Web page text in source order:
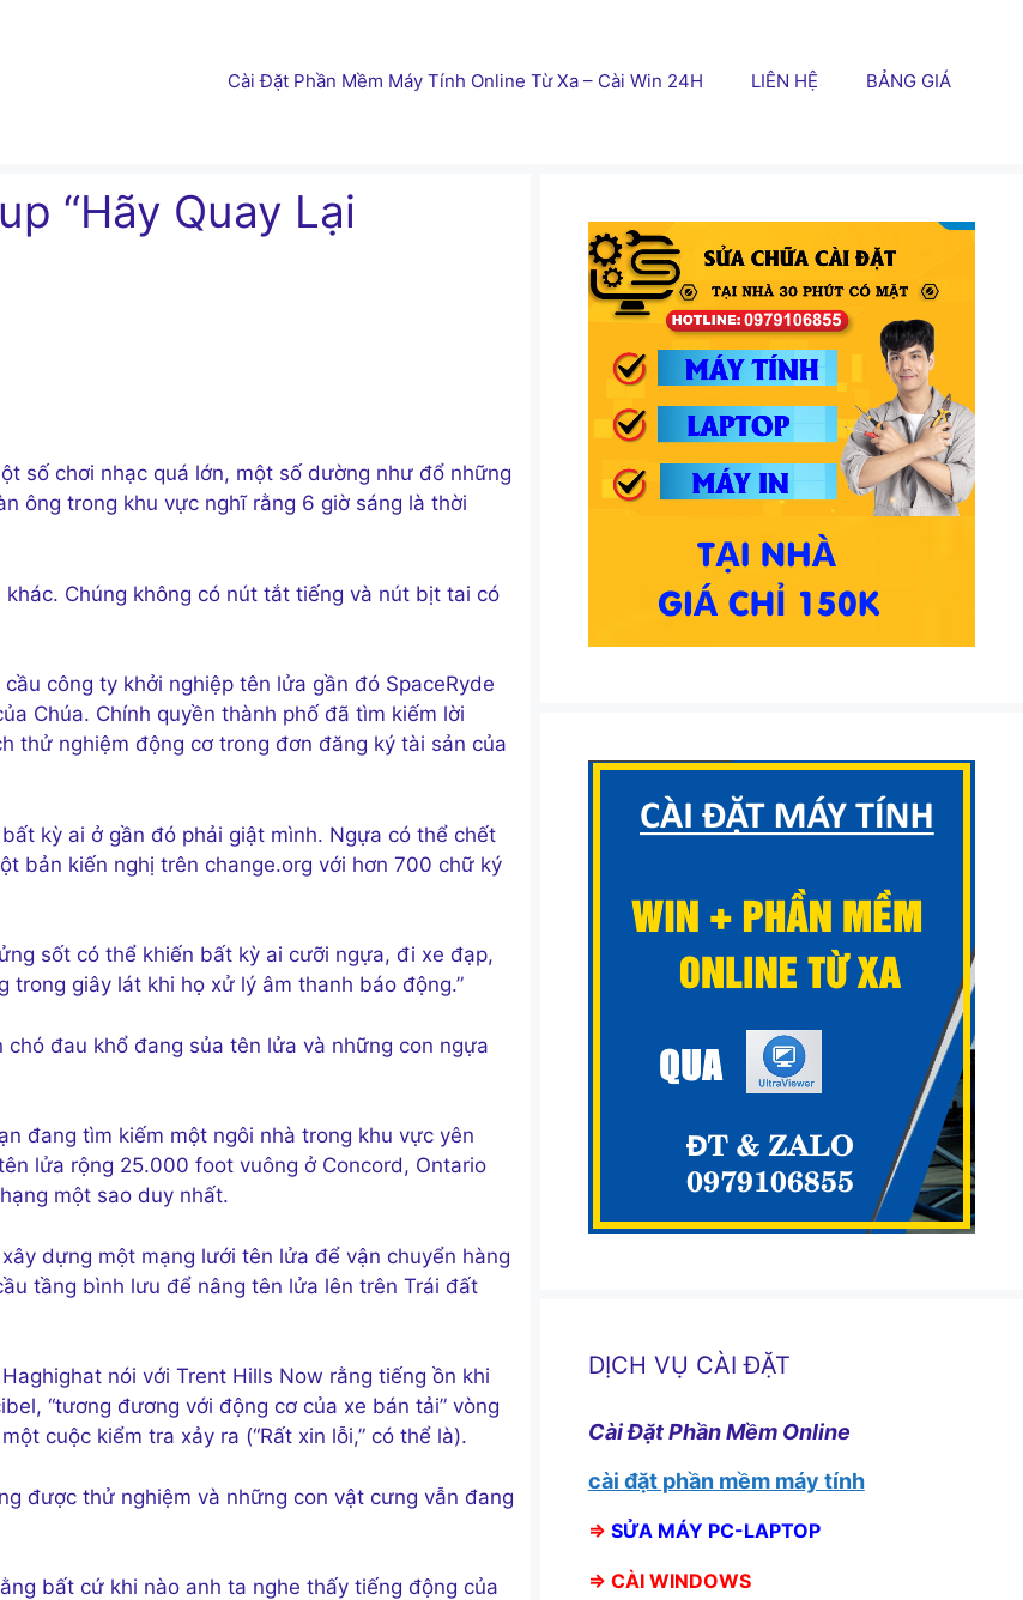
Cài Đặt Phần Mềm Máy Tính Online Từ Xa – Cài Win 24H LIÊN HỆ BẢNG GIÁ
“Hãy Quay Lại
số chơi nhạc quá lớn, một số dường như đổ những
ông trong khu vực nghĩ rằng 6 giờ sáng là thời
Chúng không có nút tắt tiếng và nút bịt tai có
công ty khởi nghiệp tên lửa gần đó SpaceRyde
Chúa. Chính quyền thành phố đã tìm kiếm lời
thử nghiệm động cơ trong đơn đăng ký tài sản của
kỳ ai ở gần đó phải giật mình. Ngựa có thể chết
bản kiến ​​nghị trên change.org với hơn 700 chữ ký
sốt có thể khiến bất kỳ ai cưỡi ngựa, đi xe đạp,
giây lát khi họ xử lý âm thanh báo động.”
đau khổ đang sủa tên lửa và những con ngựa
đang tìm kiếm một ngôi nhà trong khu vực yên
lửa rộng 25.000 foot vuông ở Concord, Ontario
một sao duy nhất.
dựng một mạng lưới tên lửa để vận chuyển hàng
tầng bình lưu để nâng tên lửa lên trên Trái đất
nói với Trent Hills Now rằng tiếng ồn khi
“tương đương với động cơ của xe bán tải” vòng
cuộc kiểm tra xảy ra (“Rất xin lỗi,” có thể là).
được thử nghiệm và những con vật cưng vẫn đang
bất cứ khi nào anh ta nghe thấy tiếng động của
DỊCH VỤ CÀI ĐẶT
Cài Đặt Phần Mềm Online
cài đặt phần mềm máy tính
⇒ SỬA MÁY PC-LAPTOP
⇒ CÀI WINDOWS